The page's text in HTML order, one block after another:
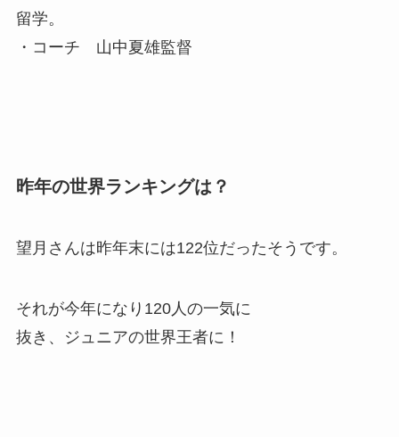
留学。
・コーチ 山中夏雄監督
昨年の世界ランキングは？
望月さんは昨年末には122位だったそうです。
それが今年になり120人の一気に
抜き、ジュニアの世界王者に！